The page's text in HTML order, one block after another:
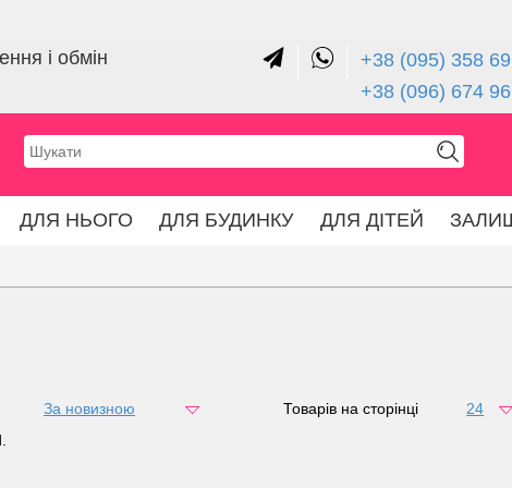
і обмін +38 (095) 358
+38 (096) 674
ДЛЯ НЬОГО ДЛЯ БУДИНКУ ДЛЯ ДІТЕЙ
За новизною
за ціною Товарів на сторінці 24
48